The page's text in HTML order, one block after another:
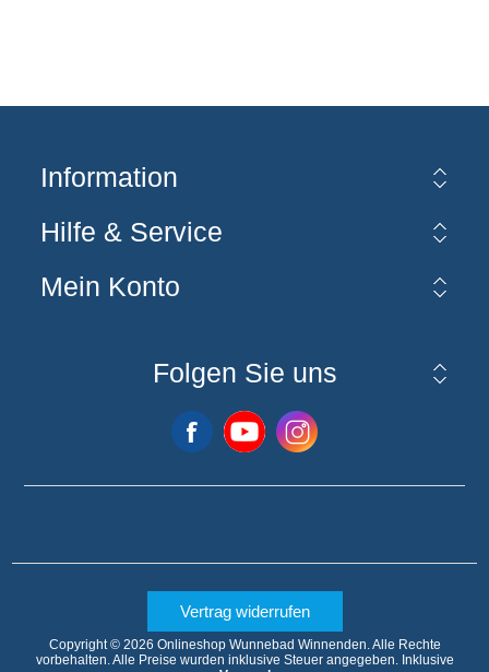
Information
Hilfe & Service
Mein Konto
Folgen Sie uns
Vertrag widerrufen
Copyright © 2026 Onlineshop Wunnebad Winnenden. Alle Rechte
vorbehalten. Alle Preise wurden inklusive Steuer angegeben. Inklusive